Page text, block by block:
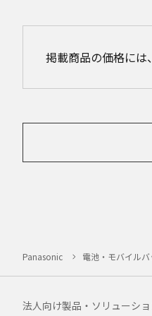
掲載商品の価格には
Panasonic 電池・モバイル
法人向け製品・ソリューシ